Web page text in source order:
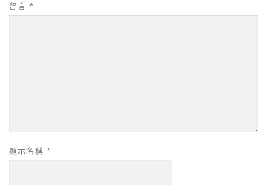
留言 *
顯示名稱 *